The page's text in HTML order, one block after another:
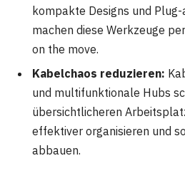
kompakte Designs und
machen diese Werkzeuge
on the move.
Kabelchaos reduzieren:
und multifunktionale Hubs
übersichtlicheren
effektiver organisieren und
abbauen.